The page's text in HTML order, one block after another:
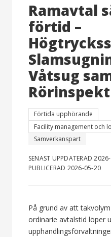
Ramavtal
förtid –
Våtsug
Förtida upphörande
Facility management och
Samverkanspart
SENAST UPPDATERAD
PUBLICERAD 2026-05-20
På grund av att
ordinarie avtalstid löper